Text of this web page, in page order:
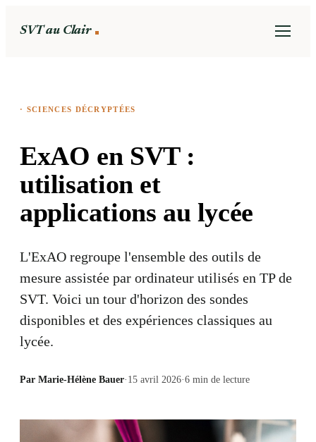
SVT au Clair
· SCIENCES DÉCRYPTÉES
ExAO en SVT :
utilisation et
applications au lycée
L'ExAO regroupe l'ensemble des outils de
mesure assistée par ordinateur utilisés en TP de
SVT. Voici un tour d'horizon des sondes
disponibles et des expériences classiques au
lycée.
Par Marie-Hélène Bauer· 15 avril 2026·6 min de lecture